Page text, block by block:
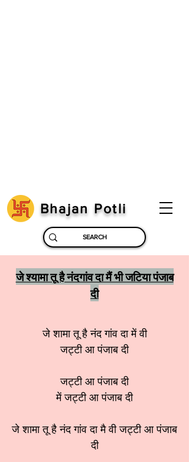
Bhajan Potli
जे श्यामा तू है नंदगांव दा मैं भी जटिया पंजाब
दी
जे शामा तू है नंद गांव दा में वी
जट्टी आ पंजाब दी
जट्टी आ पंजाब दी
में जट्टी आ पंजाब दी
जे शामा तू है नंद गांव दा मै वी जट्टी आ पंजाब
दी